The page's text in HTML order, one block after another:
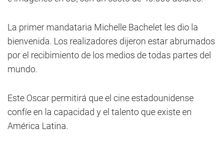
La primer mandataria Michelle Bachelet les dio la
bienvenida. Los realizadores dijeron estar abrumados
por el recibimiento de los medios de todas partes del
mundo.
Este Oscar permitirá que el cine estadounidense
confíe en la capacidad y el talento que existe en
América Latina.